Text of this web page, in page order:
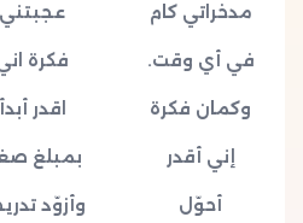
عجبتني
فكرة
اقدر أبدأ
بمبلغ
وأزوّد
مدخراتي كام
في أي وقت.
وكمان فكرة
إني أقدر
أحوّل